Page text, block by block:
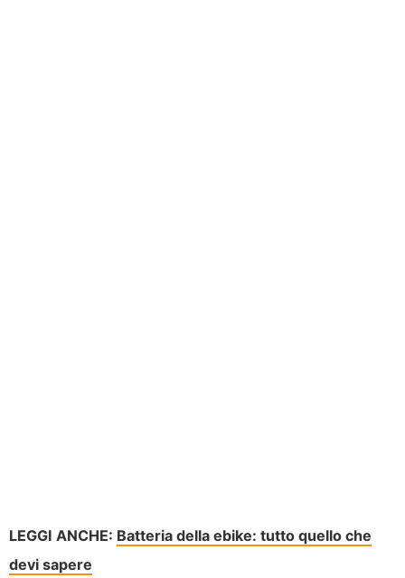
LEGGI ANCHE: Batteria della ebike: tutto quello che
devi sapere